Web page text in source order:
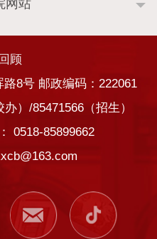
网站
顾
8号 邮政编码：222061
）/85471566（招生）
0518-85899662